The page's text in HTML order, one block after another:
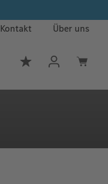
Kontakt Über uns
Du hast 0